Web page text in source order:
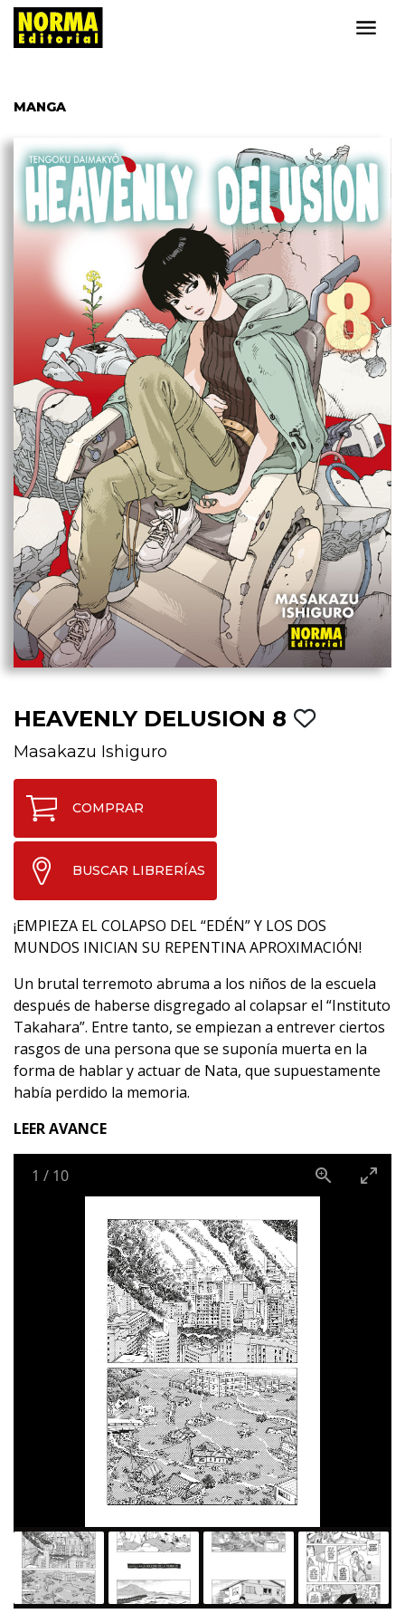
MANGA
HEAVENLY DELUSION 8
Masakazu Ishiguro
COMPRAR
BUSCAR LIBRERÍAS
¡EMPIEZA EL COLAPSO DEL “EDÉN” Y LOS DOS
MUNDOS INICIAN SU REPENTINA APROXIMACIÓN!
Un brutal terremoto abruma a los niños de la escuela
después de haberse disgregado al colapsar el “Instituto
Takahara”. Entre tanto, se empiezan a entrever ciertos
rasgos de una persona que se suponía muerta en la
forma de hablar y actuar de Nata, que supuestamente
había perdido la memoria.
LEER AVANCE
1 / 10